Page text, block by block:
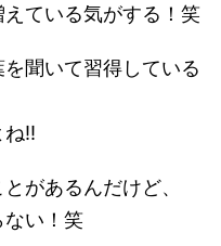
ている気がする！笑
聞いて習得している
ね!!
があるんだけど、
ない！笑